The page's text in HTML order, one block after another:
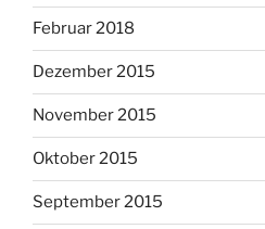
Februar 2018
Dezember 2015
November 2015
Oktober 2015
September 2015